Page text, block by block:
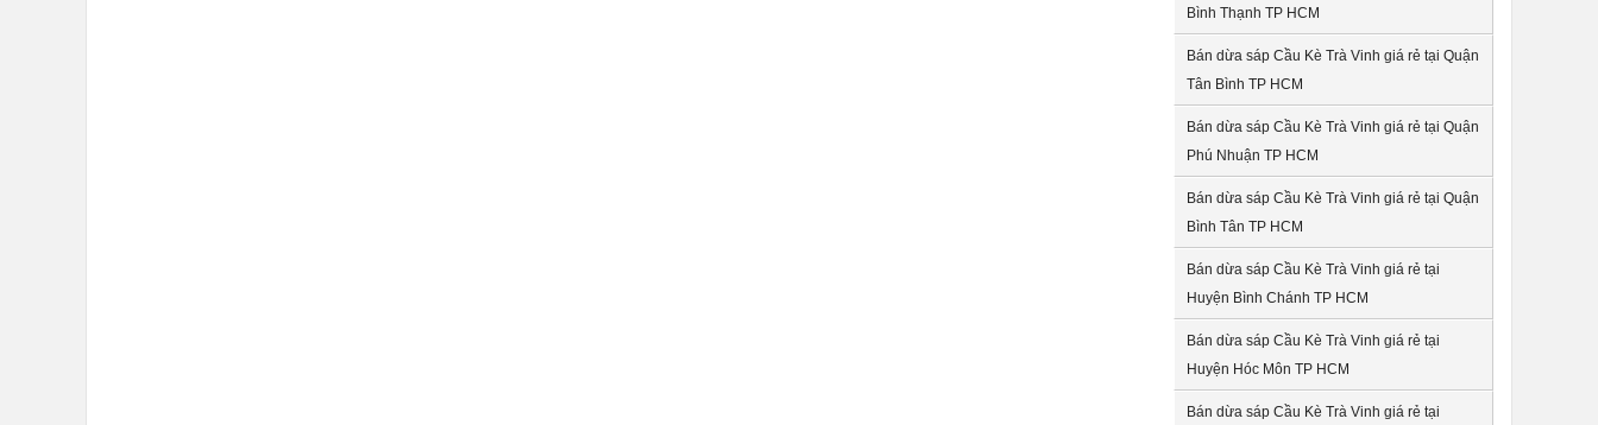
Bình Thạnh TP HCM
Bán dừa sáp Cầu Kè Trà Vinh giá rẻ tại Quận
Tân Bình TP HCM
Bán dừa sáp Cầu Kè Trà Vinh giá rẻ tại Quận
Phú Nhuận TP HCM
Bán dừa sáp Cầu Kè Trà Vinh giá rẻ tại Quận
Bình Tân TP HCM
Bán dừa sáp Cầu Kè Trà Vinh giá rẻ tại
Huyện Bình Chánh TP HCM
Bán dừa sáp Cầu Kè Trà Vinh giá rẻ tại
Huyện Hóc Môn TP HCM
Bán dừa sáp Cầu Kè Trà Vinh giá rẻ tại